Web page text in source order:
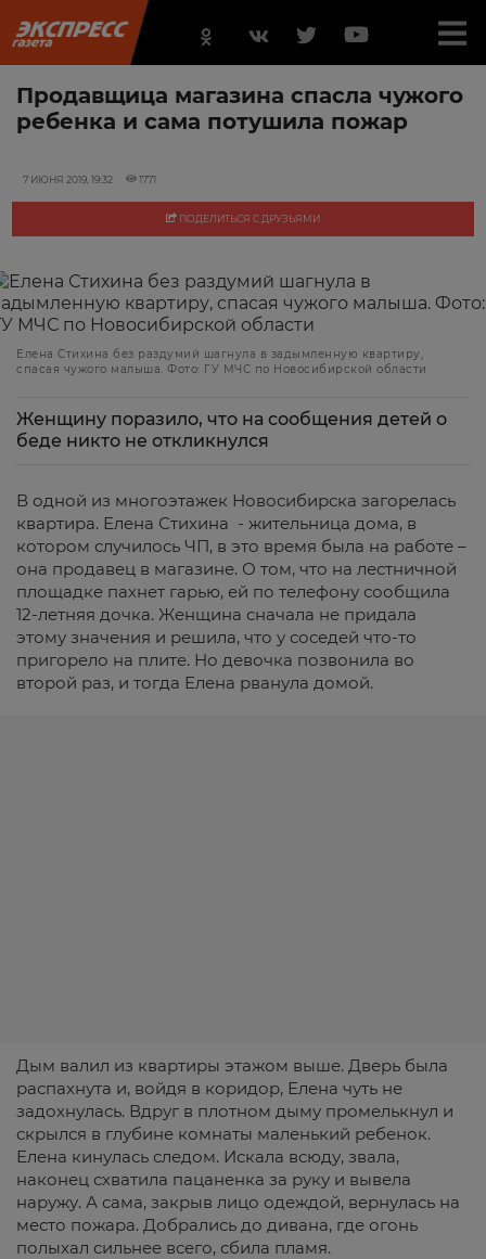
Продавщица магазина спасла чужого
ребенка и сама потушила пожар
7 ИЮНЯ 2019, 19:32 1771
ПОДЕЛИТЬСЯ С ДРУЗЬЯМИ
Елена Стихина без раздумий шагнула в задымленную квартиру,
спасая чужого малыша. Фото: ГУ МЧС по Новосибирской области
Женщину поразило, что на сообщения детей о
беде никто не откликнулся
В одной из многоэтажек Новосибирска загорелась
квартира. Елена Стихина - жительница дома, в
котором случилось ЧП, в это время была на работе –
она продавец в магазине. О том, что на лестничной
площадке пахнет гарью, ей по телефону сообщила
12-летняя дочка. Женщина сначала не придала
этому значения и решила, что у соседей что-то
пригорело на плите. Но девочка позвонила во
второй раз, и тогда Елена рванула домой.
Дым валил из квартиры этажом выше. Дверь была
распахнута и, войдя в коридор, Елена чуть не
задохнулась. Вдруг в плотном дыму промелькнул и
скрылся в глубине комнаты маленький ребенок.
Елена кинулась следом. Искала всюду, звала,
наконец схватила пацаненка за руку и вывела
наружу. А сама, закрыв лицо одеждой, вернулась на
место пожара. Добрались до дивана, где огонь
полыхал сильнее всего, сбила пламя.